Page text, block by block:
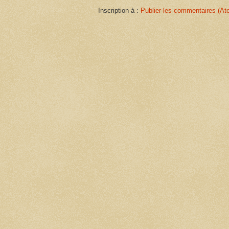
Inscription à : Publier les commentaires